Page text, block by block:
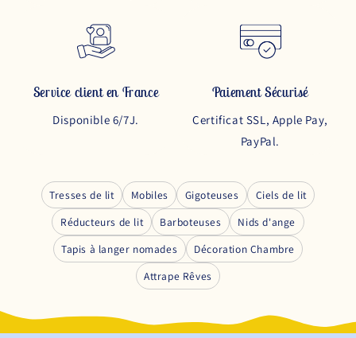
Service client en France
Disponible 6/7J.
Paiement Sécurisé
Certificat SSL, Apple Pay,
PayPal.
Tresses de lit Mobiles Gigoteuses
Ciels de lit
Réducteurs de lit
Barboteuses
Nids d'ange
Tapis à langer nomades
Décoration Chambre
Attrape Rêves